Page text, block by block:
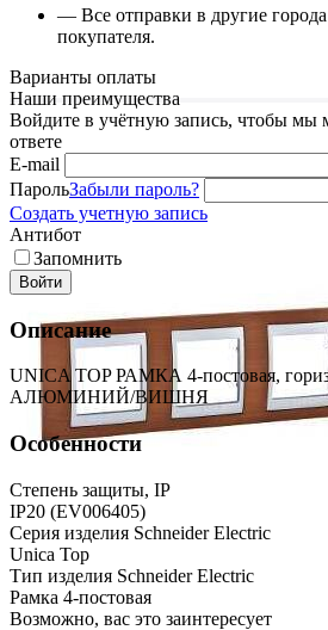
— Все отправки в другие города
покупателя.
Варианты оплаты
Наши преимущества
Войдите в учётную запись, чтобы мы
ответе
E-mail
ПарольЗабыли пароль?
Создать учетную запись
Антибот
Запомнить
Войти
Описание
UNICA TOP РАМКА 4-постовая,
АЛЮМИНИЙ/ВИШНЯ
Особенности
Степень защиты, IP
IP20 (EV006405)
Серия изделия Schneider Electric
Unica Top
Тип изделия Schneider Electric
Рамка 4-постовая
Возможно, вас это заинтересует